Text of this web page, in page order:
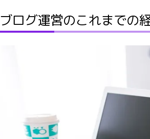
ブログ運営のこれまでの